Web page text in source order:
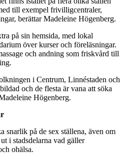
till exempel frivilligcentraler,
berättar Madeleine Högenberg.
på sin hemsida, med lokal
över kurser och föreläsningar.
och andning som friskvård till
i Centrum, Linnéstaden och
och de flesta är vana att söka
Högenberg.
snarlik på de sex ställena, även om
i stadsdelarna vad gäller
ohälsa.